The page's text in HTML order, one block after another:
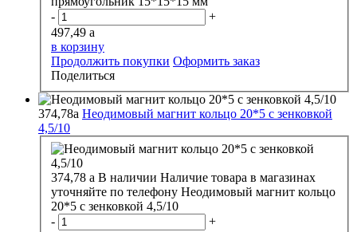
-
+
497,49 a
в корзину
Продолжить покупки Оформить заказ
Поделиться
374,78a Неодимовый магнит кольцо 20*5 с зенковкой
4,5/10
374,78 a В наличии Наличие товара в магазинах
уточняйте по телефону Неодимовый магнит кольцо
20*5 с зенковкой 4,5/10
-
+